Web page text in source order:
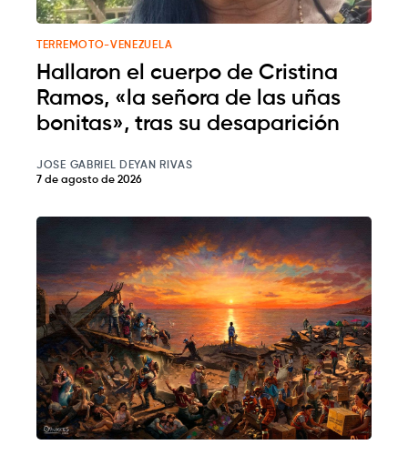
TERREMOTO-VENEZUELA
Hallaron el cuerpo de Cristina
Ramos, «la señora de las uñas
bonitas», tras su desaparición
JOSE GABRIEL DEYAN RIVAS
7 de agosto de 2026